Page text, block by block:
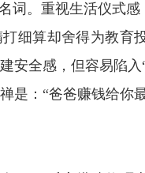
词。重视生活仪式
细算却舍得为教育
安全感，但容易陷
是：“爸爸赚钱给你